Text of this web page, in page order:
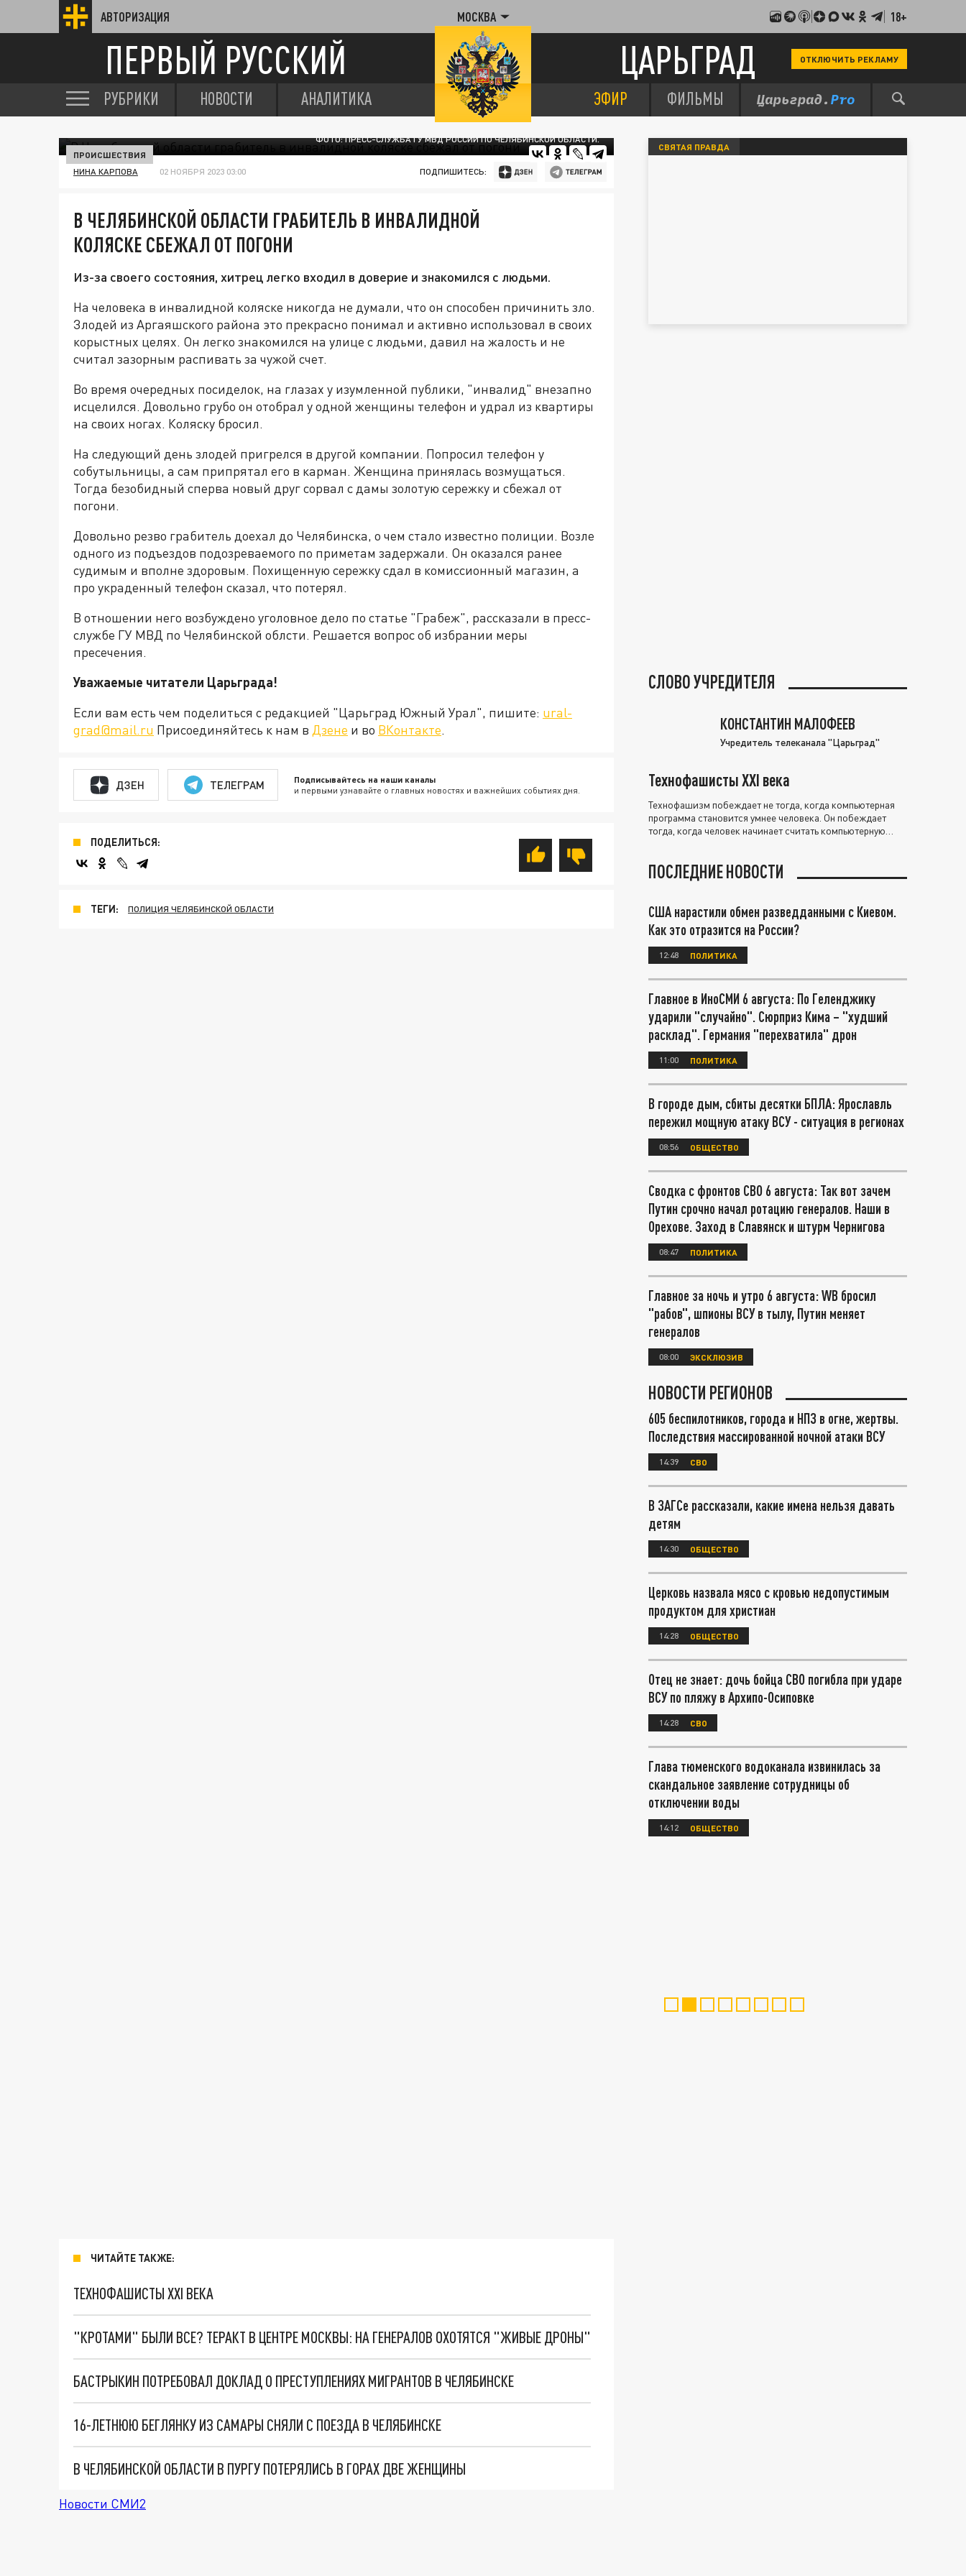
АВТОРИЗАЦИЯ МОСКВА 18+
ПЕРВЫЙ РУССКИЙ ЦАРЬГРАД ОТКЛЮЧИТЬ РЕКЛАМУ
РУБРИКИ НОВОСТИ АНАЛИТИКА ЭФИР ФИЛЬМЫ
ФОТО: ПРЕСС-СЛУЖБА ГУ МВД РОССИИ ПО ЧЕЛЯБИНСКОЙ ОБЛАСТИ.
ПРОИСШЕСТВИЯ
НИНА КАРПОВА 02 НОЯБРЯ 2023 03:00 ПОДПИШИТЕСЬ:
В ЧЕЛЯБИНСКОЙ ОБЛАСТИ ГРАБИТЕЛЬ В ИНВАЛИДНОЙ
КОЛЯСКЕ СБЕЖАЛ ОТ ПОГОНИ
Из-за своего состояния, хитрец легко входил в доверие и знакомился с людьми.
На человека в инвалидной коляске никогда не думали, что он способен причинить зло.
Злодей из Аргаяшского района это прекрасно понимал и активно использовал в своих
корыстных целях. Он легко знакомился на улице с людьми, давил на жалость и не
считал зазорным распивать за чужой счет.
Во время очередных посиделок, на глазах у изумленной публики, "инвалид" внезапно
исцелился. Довольно грубо он отобрал у одной женщины телефон и удрал из квартиры
на своих ногах. Коляску бросил.
На следующий день злодей пригрелся в другой компании. Попросил телефон у
собутыльницы, а сам припрятал его в карман. Женщина принялась возмущаться.
Тогда безобидный сперва новый друг сорвал с дамы золотую сережку и сбежал от
погони.
Довольно резво грабитель доехал до Челябинска, о чем стало известно полиции. Возле
одного из подъездов подозреваемого по приметам задержали. Он оказался ранее
судимым и вполне здоровым. Похищенную сережку сдал в комиссионный магазин, а
про украденный телефон сказал, что потерял.
В отношении него возбуждено уголовное дело по статье "Грабеж", рассказали в пресс-
службе ГУ МВД по Челябинской облсти. Решается вопрос об избрании меры
пресечения.
Уважаемые читатели Царьграда!
Если вам есть чем поделиться с редакцией "Царьград Южный Урал", пишите: ural-
grad@mail.ru Присоединяйтесь к нам в Дзене и во ВКонтакте.
ДЗЕН ТЕЛЕГРАМ Подписывайтесь на наши каналы
и первыми узнавайте о главных новостях и важнейших событиях дня.
ПОДЕЛИТЬСЯ:
ТЕГИ: ПОЛИЦИЯ ЧЕЛЯБИНСКОЙ ОБЛАСТИ
ЧИТАЙТЕ ТАКЖЕ:
ТЕХНОФАШИСТЫ XXI ВЕКА
"КРОТАМИ" БЫЛИ ВСЕ? ТЕРАКТ В ЦЕНТРЕ МОСКВЫ: НА ГЕНЕРАЛОВ ОХОТЯТСЯ "ЖИВЫЕ ДРОНЫ"
БАСТРЫКИН ПОТРЕБОВАЛ ДОКЛАД О ПРЕСТУПЛЕНИЯХ МИГРАНТОВ В ЧЕЛЯБИНСКЕ
16-ЛЕТНЮЮ БЕГЛЯНКУ ИЗ САМАРЫ СНЯЛИ С ПОЕЗДА В ЧЕЛЯБИНСКЕ
В ЧЕЛЯБИНСКОЙ ОБЛАСТИ В ПУРГУ ПОТЕРЯЛИСЬ В ГОРАХ ДВЕ ЖЕНЩИНЫ
Новости СМИ2
СВЯТАЯ ПРАВДА
СЛОВО УЧРЕДИТЕЛЯ
КОНСТАНТИН МАЛОФЕЕВ
Учредитель телеканала "Царьград"
Технофашисты XXI века
Технофашизм побеждает не тогда, когда компьютерная
программа становится умнее человека. Он побеждает
тогда, когда человек начинает считать компьютерную
ПОСЛЕДНИЕ НОВОСТИ
США нарастили обмен разведданными с Киевом.
Как это отразится на России?
12:48 ПОЛИТИКА
Главное в ИноСМИ 6 августа: По Геленджику
ударили "случайно". Сюрприз Кима – "худший
расклад". Германия "перехватила" дрон
11:00 ПОЛИТИКА
В городе дым, сбиты десятки БПЛА: Ярославль
пережил мощную атаку ВСУ - ситуация в регионах
08:56 ОБЩЕСТВО
Сводка с фронтов СВО 6 августа: Так вот зачем
Путин срочно начал ротацию генералов. Наши в
Орехове. Заход в Славянск и штурм Чернигова
08:47 ПОЛИТИКА
Главное за ночь и утро 6 августа: WB бросил
"рабов", шпионы ВСУ в тылу, Путин меняет
генералов
08:00 ЭКСКЛЮЗИВ
НОВОСТИ РЕГИОНОВ
605 беспилотников, города и НПЗ в огне, жертвы.
Последствия массированной ночной атаки ВСУ
14:39 СВО
В ЗАГСе рассказали, какие имена нельзя давать
детям
14:30 ОБЩЕСТВО
Церковь назвала мясо с кровью недопустимым
продуктом для христиан
14:28 ОБЩЕСТВО
Отец не знает: дочь бойца СВО погибла при ударе
ВСУ по пляжу в Архипо-Осиповке
14:28 СВО
Глава тюменского водоканала извинилась за
скандальное заявление сотрудницы об
отключении воды
14:12 ОБЩЕСТВО